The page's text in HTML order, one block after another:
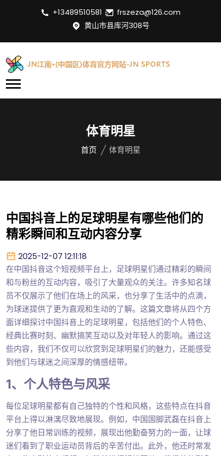
+13489510581
frszeza@126.com
黄山市县库河308号
体育明星
首页 体育明星
中国抖音上的足球明星有哪些他们的
精彩瞬间和互动内容分享
2025-12-07 12:11:18
在中国抖音这个短视频平台上，足球明星们通过精彩的瞬间
和与粉丝的互动内容，吸引了大量观众的关注。许多知名球
员不仅展示了他们在场上的风采，也分享了生活中的点滴，
为球迷提供了更为直观和生动的了解。这篇文章将从四个方
面详细探讨中国抖音上的足球明星，包括他们的个人特色、
经典比赛时刻、幽默搞笑互动以及对年轻人的影响。通过这
些内容，我们不仅可以欣赏到足球明星们的魅力，还能感受
到他们与球迷之间深厚的情感纽带。
1、个人特色与风采
每位足球明星都有自己独特的个性和风格，这些特点在抖音
平台上得以淋漓尽致地展现。例如，中国国脚武磊在抖音上
分享了他日常训练的视频，展现出他勤奋努力的一面，让球
迷们看到了职业运动员背后的辛苦付出。此外，他还时常发